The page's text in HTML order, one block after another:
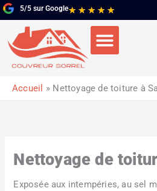
Aller
au
contenu
5/5 sur Google★ ★ ★ ★ ★Noté
5
5
Accueil Nettoyage de toiture à
Nettoyage de
Exposée aux intempéries, au sel